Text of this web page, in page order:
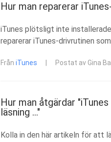
Hur man reparerar
iTunes plötsligt inte
reparerar iTunes-drivrutinen
Från iTunes Postat av Gina
Hur man åtgärdar
läsning ..."
Kolla in den här artikeln för att